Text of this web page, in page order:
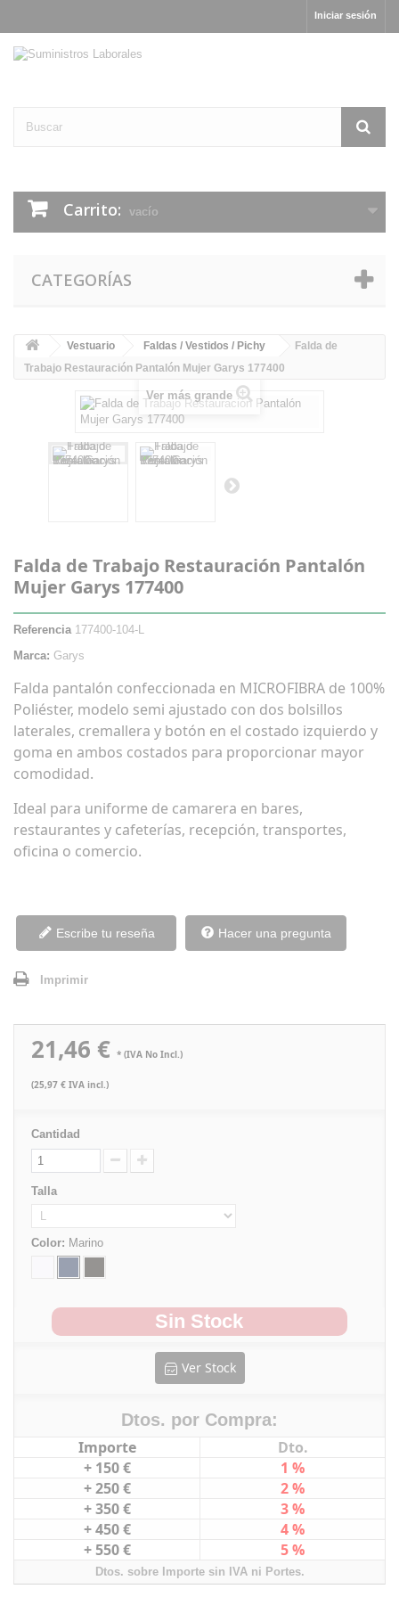
Iniciar sesión
Carrito: vacío
CATEGORÍAS
Vestuario Faldas / Vestidos / Pichy
Falda de
Trabajo Restauración Pantalón Mujer Garys 177400
Ver más grande
Falda de Trabajo Restauración Pantalón
Mujer Garys 177400
Referencia 177400-104-L
Marca: Garys
Falda pantalón confeccionada en MICROFIBRA de 100%
Poliéster, modelo semi ajustado con dos bolsillos
laterales, cremallera y botón en el costado izquierdo y
goma en ambos costados para proporcionar mayor
comodidad.
Ideal para uniforme de camarera en bares,
restaurantes y cafeterías, recepción, transportes,
oficina o comercio.
Escribe tu reseña Hacer una pregunta
Imprimir
21,46 € * (IVA No Incl.)
(25,97 € IVA incl.)
Cantidad
Talla
Color: Marino
Sin Stock
Ver Stock
Dtos. por Compra:
Importe
Dto.
+ 150 €
1 %
+ 250 €
2 %
+ 350 €
3 %
+ 450 €
4 %
+ 550 €
5 %
Dtos. sobre Importe sin IVA ni Portes.